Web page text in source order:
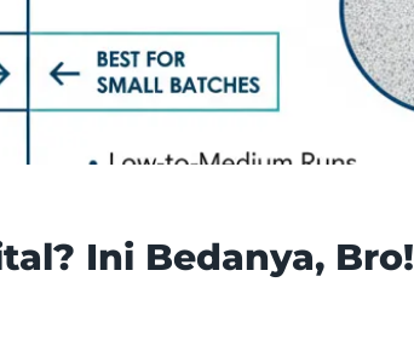
Ini Bedanya, Bro!